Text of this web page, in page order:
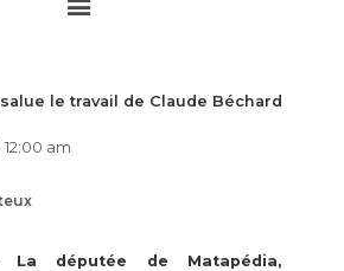
le travail de Claude Béchard
12:00 am
La députée de Matapédia,